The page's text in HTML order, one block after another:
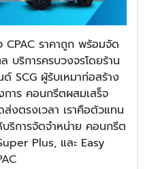
CPAC ราคาถูก พร้อมจัด
บริการครบวงจรโดยร้าน
SCG ผู้รับเหมาก่อสร้าง
การ คอนกรีตผสมเสร็จ
งตรงเวลา เราคือตัวแทน
บริการจัดจำหน่าย คอนกรีต
Plus, และ Easy